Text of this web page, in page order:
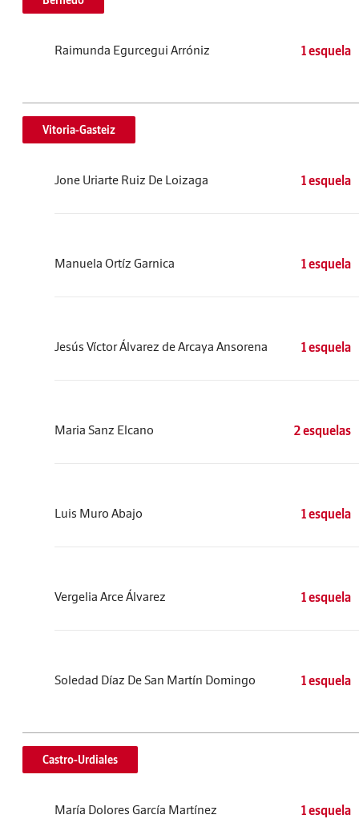
Raimunda Egurcegui Arróniz 1 esquela
Vitoria-Gasteiz
Jone Uriarte Ruiz De Loizaga 1 esquela
Manuela Ortíz Garnica 1 esquela
Jesús Víctor Álvarez de Arcaya Ansorena 1 esquela
Maria Sanz Elcano 2 esquelas
Luis Muro Abajo 1 esquela
Vergelia Arce Álvarez 1 esquela
Soledad Díaz De San Martín Domingo 1 esquela
Castro-Urdiales
María Dolores García Martínez 1 esquela